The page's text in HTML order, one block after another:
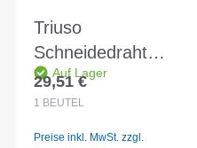
Triuso
Schneidedraht
137cm 2 Stück f.
STYROPOR5
Auf Lager
Regulärer Preis:
29,51 €
1 BEUTEL
Preise inkl. MwSt. zzgl.